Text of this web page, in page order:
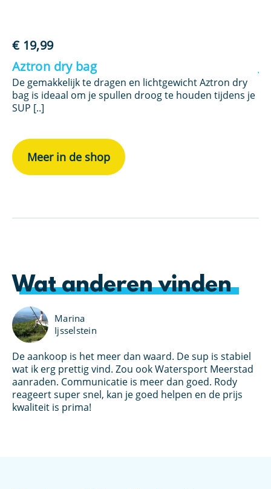
€19,99
Aztron dry bag
De gemakkelijk te dragen en lichtgewicht Aztron dry
bag is ideaal om je spullen droog te houden tijdens je
SUP [..]
Meer in de shop
Wat anderen vinden
Marina
Ijsselstein
De aankoop is het meer dan waard. De sup is stabiel
wat ik erg prettig vind. Zou ook Watersport Meerstad
aanraden. Communicatie is meer dan goed. Rody
reageert super snel, kan je goed helpen en de prijs
kwaliteit is prima!